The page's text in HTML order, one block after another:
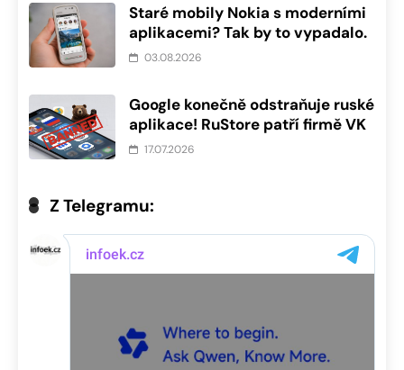
Staré mobily Nokia s moderními
aplikacemi? Tak by to vypadalo.
03.08.2026
Google konečně odstraňuje ruské
aplikace! RuStore patří firmě VK
17.07.2026
Z Telegramu: